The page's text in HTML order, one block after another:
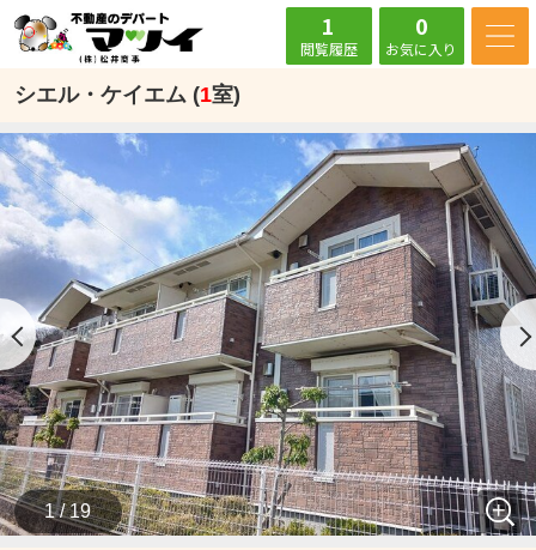
1
閲覧履歴
0
お気に入り
シエル・ケイエム (1室)
1 / 19